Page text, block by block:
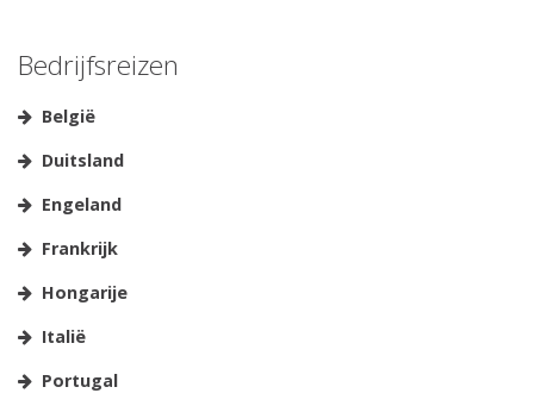
Bedrijfsreizen
België
Duitsland
Engeland
Frankrijk
Hongarije
Italië
Portugal